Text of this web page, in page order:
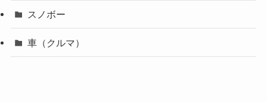
スノボー
車（クルマ）